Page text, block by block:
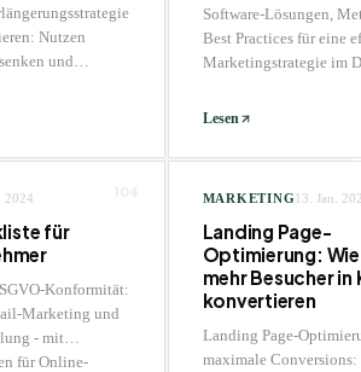
Nutzen
und
Software-Lösungen,
Best Practices für eine
Marketingstrategie im
Lesen
2024
für
Konformität:
Marketing und
- mit
für Online-
MARKETING13. Jan.
Landing Page-
Optimierung: Wie
mehr Besucher in
konvertieren
Landing Page-
maximale Conversions: